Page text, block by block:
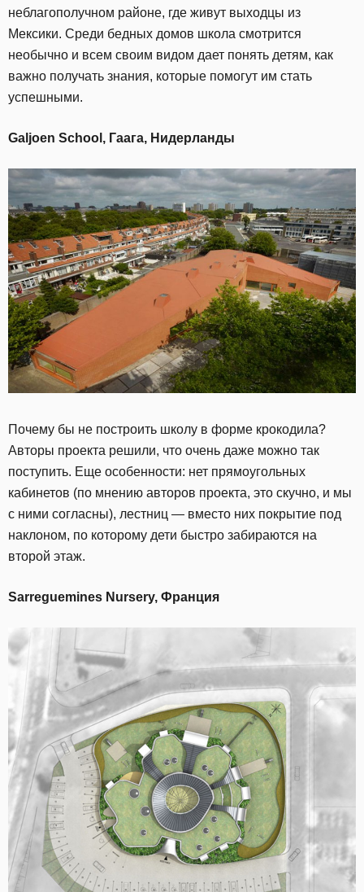
неблагополучном районе, где живут выходцы из
Мексики. Среди бедных домов школа смотрится
необычно и всем своим видом дает понять детям, как
важно получать знания, которые помогут им стать
успешными.
Galjoen School, Гаага, Нидерланды
Почему бы не построить школу в форме крокодила?
Авторы проекта решили, что очень даже можно так
поступить. Еще особенности: нет прямоугольных
кабинетов (по мнению авторов проекта, это скучно, и мы
с ними согласны), лестниц — вместо них покрытие под
наклоном, по которому дети быстро забираются на
второй этаж.
Sarreguemines Nursery, Франция